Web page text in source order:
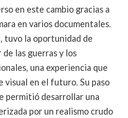
en este cambio gracias a
en varios documentales.
tuvo la oportunidad de
las guerras y los
una experiencia que
visual en el futuro. Su paso
permitió desarrollar una
por un realismo crudo